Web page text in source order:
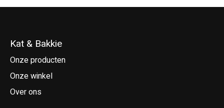
Kat & Bakkie
Onze producten
Onze winkel
Over ons